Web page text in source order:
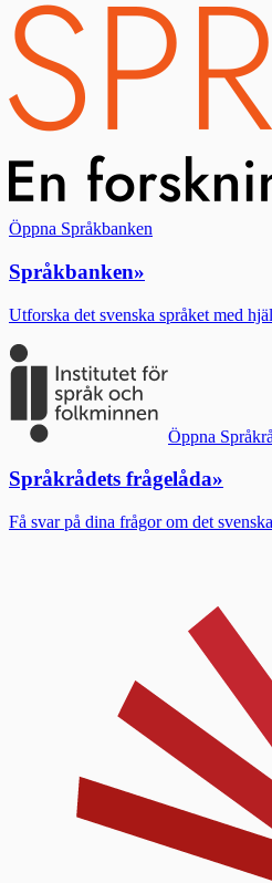
Öppna Språkbanken
Språkbanken»
Utforska det svenska språket med
Öppna
Språkrådets frågelåda»
Få svar på dina frågor om det